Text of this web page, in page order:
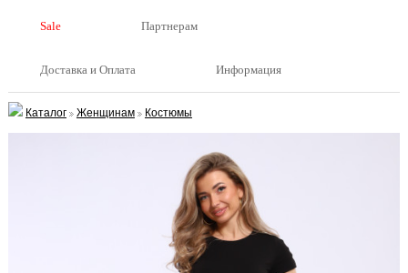
Sale Партнерам
Доставка и Оплата Информация
Каталог Женщинам Костюмы